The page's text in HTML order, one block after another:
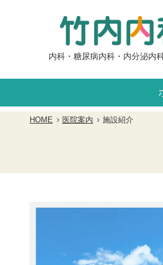
内科 糖尿病内科 内分泌内
HOME 医院案内 施設紹介